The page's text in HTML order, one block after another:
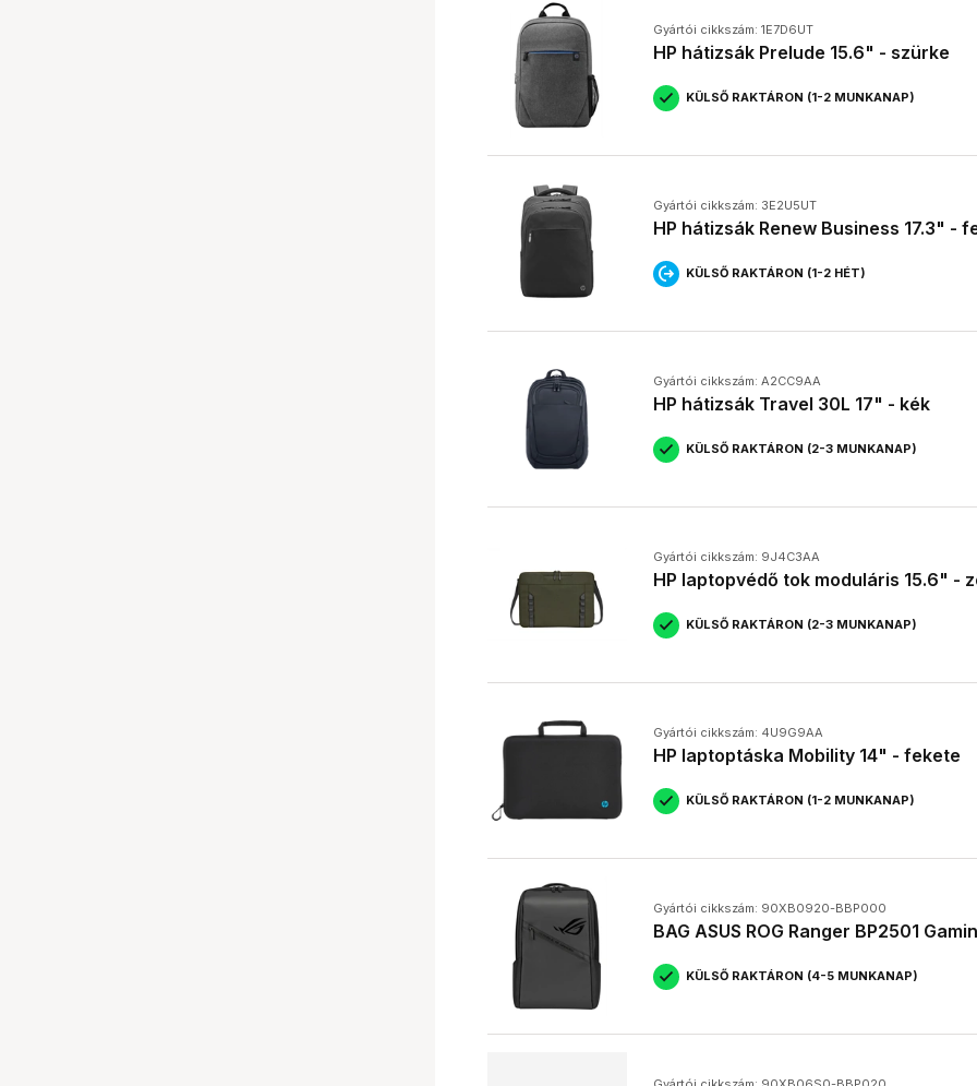
Gyártói cikkszám: 1E7D6UT
HP hátizsák Prelude 15.6" - szürke
KÜLSŐ RAKTÁRON (1-2 MUNKANAP)
Gyártói cikkszám: 3E2U5UT
HP hátizsák Renew Business 17.3" -
KÜLSŐ RAKTÁRON (1-2 HÉT)
Gyártói cikkszám: A2CC9AA
HP hátizsák Travel 30L 17" - kék
KÜLSŐ RAKTÁRON (2-3 MUNKANAP)
Gyártói cikkszám: 9J4C3AA
HP laptopvédő tok moduláris 15.6" -
KÜLSŐ RAKTÁRON (2-3 MUNKANAP)
Gyártói cikkszám: 4U9G9AA
HP laptoptáska Mobility 14" - fekete
KÜLSŐ RAKTÁRON (1-2 MUNKANAP)
Gyártói cikkszám: 90XB0920-BBP000
BAG ASUS ROG Ranger BP2501
KÜLSŐ RAKTÁRON (4-5 MUNKANAP)